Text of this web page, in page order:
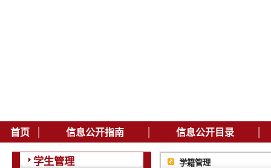
首页 | 信息公开指南 | 信息公开目录 |
学生管理 学籍管理